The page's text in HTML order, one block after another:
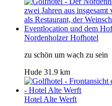
Nordenholzer Hofhotel
zu schön um wach zu sein
Hude 31.9 km
Hotel Alte Werft